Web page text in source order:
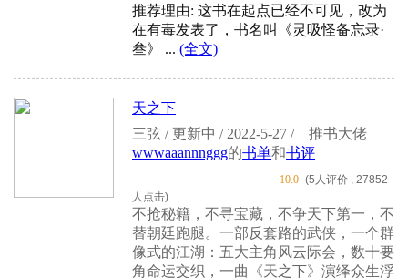
推荐理由: 这书在起点已经不可见，改为
在有毒发表了，书名叫《灵吸怪备忘录·
叁》 ... (全文)
天之下
三弦 / 更新中 / 2022-5-27 /
推书大佬
wwwaaannnggg的书单和书评
10.0 (5人评价 , 27852
人点击)
不抢秘籍，不寻宝藏，不争天下第一，不
替朝廷跑腿。一部反套路的武侠，一个群
像式的江湖：五大主角风云际会，数十要
角命运交织，一曲《天之下》演绎众生浮